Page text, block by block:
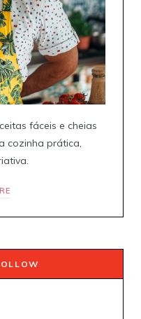
fáceis e cheias
cozinha prática,